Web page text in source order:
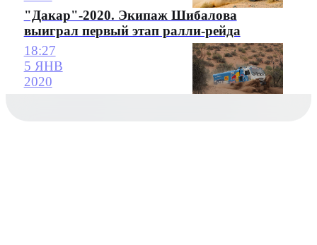
"Дакар"-2020. Экипаж Шибалова
выиграл первый этап ралли-рейда
18:27
5 ЯНВ
2020